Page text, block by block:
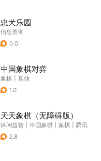
忠犬乐园
信息查询
0.0
中国象棋对弈
象棋
其他
1.0
天天象棋（无障碍版）
休闲益智 中国象棋 象棋
腾讯
2.8